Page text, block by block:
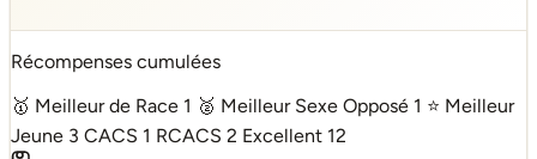
Récompenses cumulées
🥇 Meilleur de Race 1 🥈 Meilleur Sexe Opposé 1 ⭐ Meilleur
Jeune 3 CACS 1 RCACS 2 Excellent 12